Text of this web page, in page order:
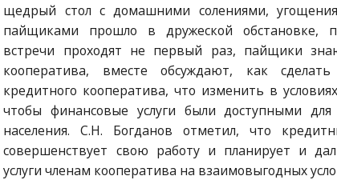
щедрый стол с домашними солениями,
пайщиками прошло в дружеской обстановке,
встречи проходят не первый раз, пайщики
кооператива, вместе обсуждают, как
кредитного кооператива, что изменить в
чтобы финансовые услуги были доступными
населения. С.Н. Богданов отметил, что
совершенствует свою работу и планирует и
услуги членам кооператива на взаимовыгодных